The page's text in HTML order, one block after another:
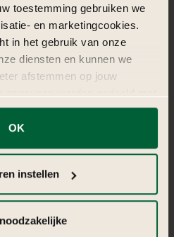
pakket
warmte, luxe en traditie in een